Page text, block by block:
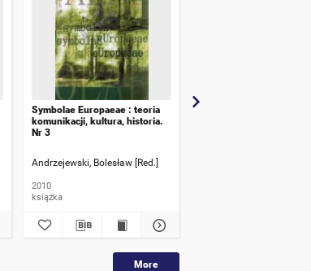
Symbolae Europaeae : teoria
komunikacji, kultura, historia.
Nr 3
Andrzejewski, Bolesław [Red.]
2010
książka
More